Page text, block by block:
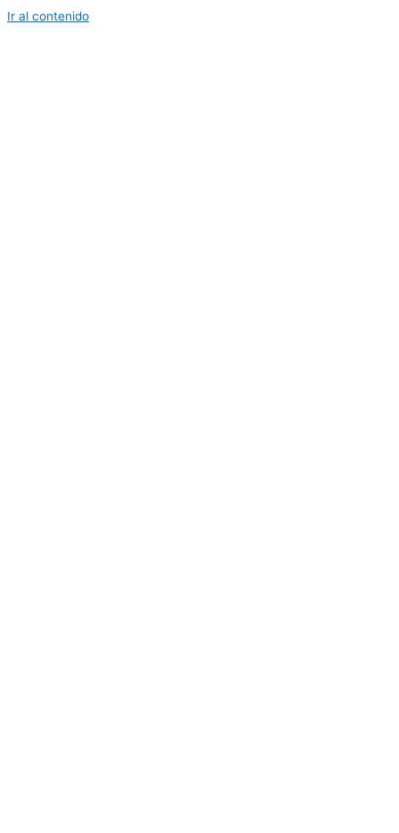
Ir al contenido